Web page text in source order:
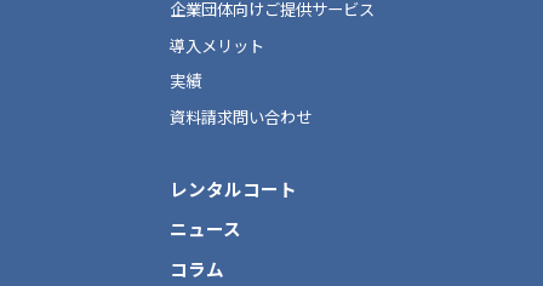
企業団体向けご提供サービス
導入メリット
実績
資料請求問い合わせ
レンタルコート
ニュース
コラム